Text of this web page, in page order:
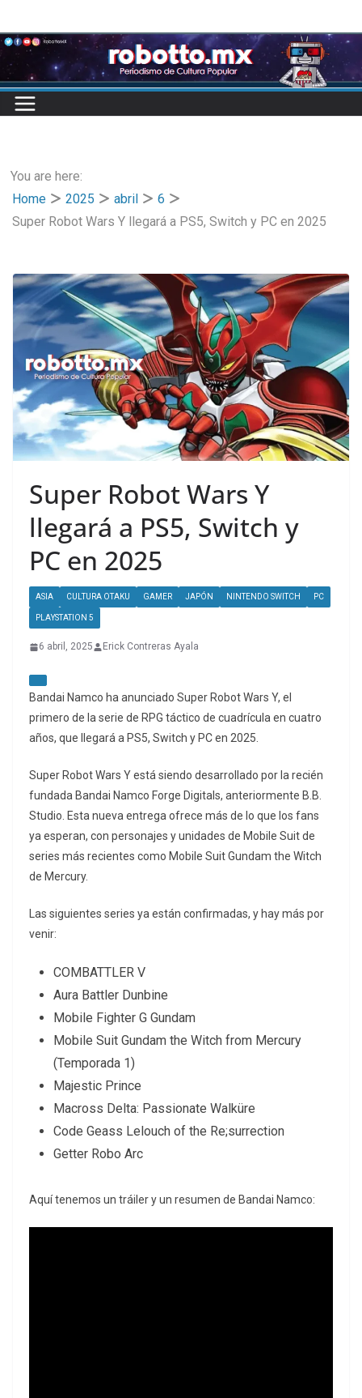
to
content
You are here:
Home
2025 abril
6
Super Robot Wars Y llegará a PS5, Switch y PC en 2025
Super Robot Wars Y
llegará a PS5, Switch y
PC en 2025
ASIA CULTURA OTAKU GAMER JAPÓN NINTENDO SWITCH PC
PLAYSTATION 5
6 abril, 2025 Erick Contreras Ayala
Bandai Namco ha anunciado Super Robot Wars Y, el
primero de la serie de RPG táctico de cuadrícula en cuatro
años, que llegará a PS5, Switch y PC en 2025.
Super Robot Wars Y está siendo desarrollado por la recién
fundada Bandai Namco Forge Digitals, anteriormente B.B.
Studio. Esta nueva entrega ofrece más de lo que los fans
ya esperan, con personajes y unidades de Mobile Suit de
series más recientes como Mobile Suit Gundam the Witch
de Mercury.
Las siguientes series ya están confirmadas, y hay más por
venir:
COMBATTLER V
Aura Battler Dunbine
Mobile Fighter G Gundam
Mobile Suit Gundam the Witch from Mercury
(Temporada 1)
Majestic Prince
Macross Delta: Passionate Walküre
Code Geass Lelouch of the Re;surrection
Getter Robo Arc
Aquí tenemos un tráiler y un resumen de Bandai Namco: